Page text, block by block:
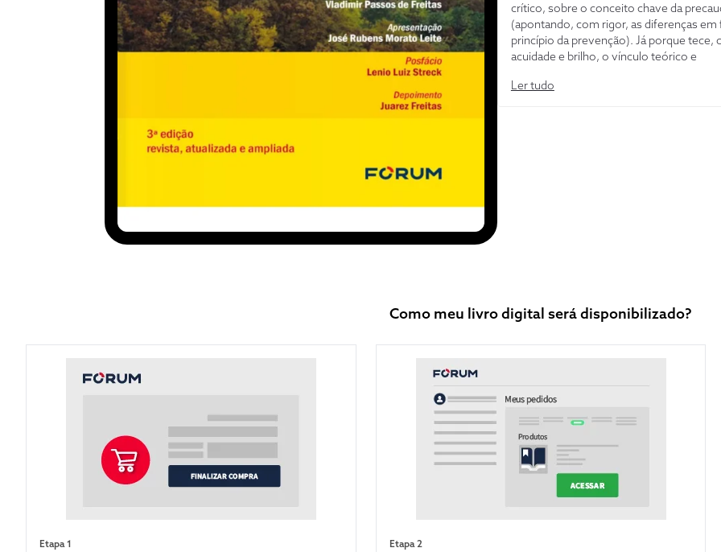
crítico, sobre o conceito chave da
(apontando, com rigor, as diferenças em
princípio da prevenção). Já porque tece,
acuidade e brilho, o vínculo teórico e
(mediante judicioso exame dos
Ler tudo
Como meu livro digital será disponibilizado?
Etapa 1 Etapa 2